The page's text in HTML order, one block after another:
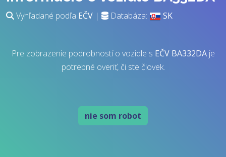
Vyhľadané podľa EČV | Databáza: SK
Pre zobrazenie podrobností o vozidle s EČV BA332DAje
potrebné overiť, či ste človek.
nie som robot